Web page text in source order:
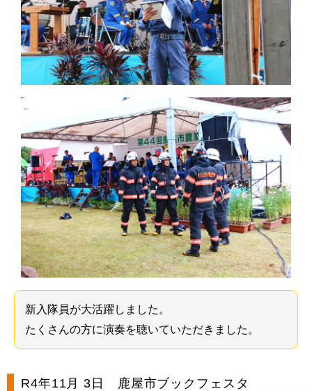
新入隊員が大活躍しました。
たくさんの方に演奏を聴いていただきました。
R4年11月 3日 鹿屋市ブックフェスタ